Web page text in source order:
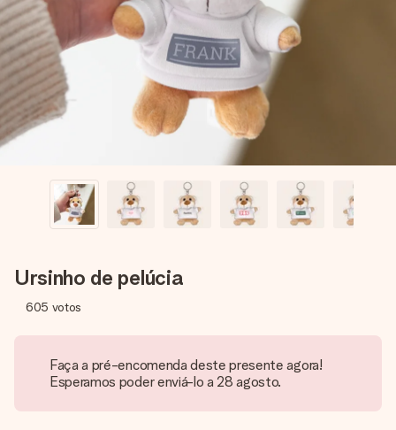
Cria algo único em apenas alguns passos - com o nome
dela, uma foto ou uma mensagem que realmente toca o
coração. Sem complicações, apenas todo o amor num
momento especial.
Ursinho de pelúcia
605 votos
Faça a pré-encomenda deste presente agora!
Esperamos poder enviá-lo a 28 agosto.